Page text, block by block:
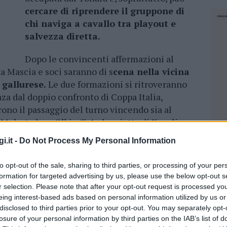
- Do Not Process My Personal Information
opt-out of the sale, sharing to third parties, or processing of your
for targeted advertising by us, please use the below opt-out
selection. Please note that after your opt-out request is processed
interest-based ads based on personal information utilized by us
to third parties prior to your opt-out. You may separately
of your personal information by third parties on the IAB’s list of
cercare di riprendere il gruppone di
chi naviga a cavallo tra playout e
salvezza diretta.
Dopo le convincenti affermazioni al
Mascia e soci saranno di scena nella vicina
Le due formazioni si ritroveranno
dal doppio confronto di Coppa Italia,
il passaggio del turno vincendo sia al
che a Olbia (3-1, doppietta di Kozeli e
“Sarà un’altra storia rispetto ad allora –
con una sola settimana di
squadra che è stata poi largamente rivista in
non devono in alcun modo condizionarci”.
servirà allora un Porto Rotondo simile
campionato: “Non possiamo prescindere
il tecnico – senza questi ingredienti siamo
Teodoro è una squadra ben allenata e abile